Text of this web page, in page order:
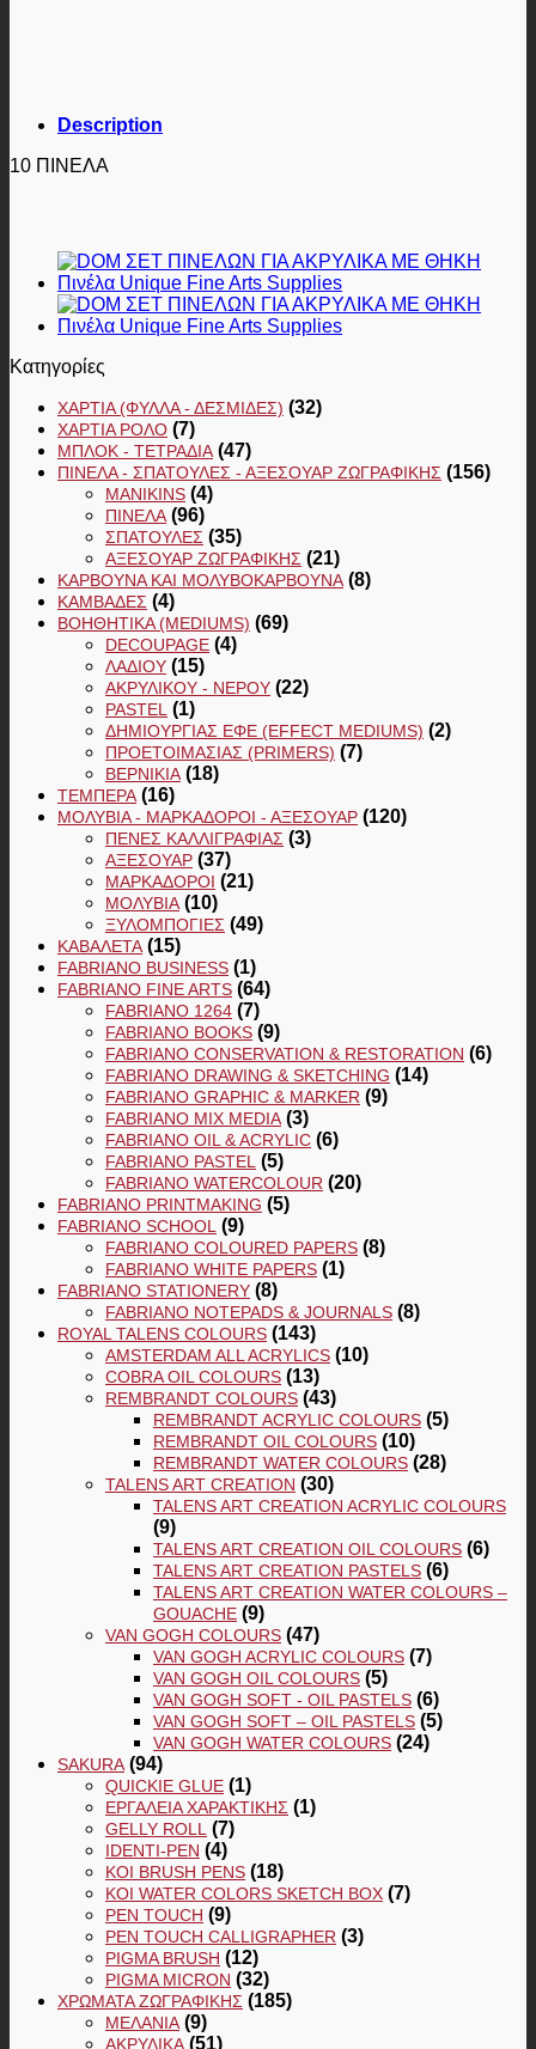
Description
10 ΠΙΝΕΛΑ
Κατηγορίες
ΧΑΡΤΙΆ (ΦΎΛΛΑ - ΔΕΣΜΊΔΕΣ) (32)
ΧΑΡΤΙΆ ΡΟΛΌ (7)
ΜΠΛΟΚ - ΤΕΤΡΆΔΙΑ (47)
ΠΙΝΈΛΑ - ΣΠΆΤΟΥΛΕΣ - ΑΞΕΣΟΥΆΡ ΖΩΓΡΑΦΙΚΉΣ (156)
MANIKINS (4)
ΠΙΝΈΛΑ (96)
ΣΠΆΤΟΥΛΕΣ (35)
ΑΞΕΣΟΥΆΡ ΖΩΓΡΑΦΙΚΉΣ (21)
ΚΆΡΒΟΥΝΑ ΚΑΙ ΜΟΛΥΒΟΚΆΡΒΟΥΝΑ (8)
ΚΑΜΒΆΔΕΣ (4)
ΒΟΗΘΗΤΙΚΆ (MEDIUMS) (69)
DECOUPAGE (4)
ΛΑΔΙΟΎ (15)
ΑΚΡΥΛΙΚΟΎ - ΝΕΡΟΎ (22)
PASTEL (1)
ΔΗΜΙΟΥΡΓΊΑΣ ΕΦΈ (EFFECT MEDIUMS) (2)
ΠΡΟΕΤΟΙΜΑΣΊΑΣ (PRIMERS) (7)
ΒΕΡΝΊΚΙΑ (18)
ΤΈΜΠΕΡΑ (16)
ΜΟΛΎΒΙΑ - ΜΑΡΚΑΔΌΡΟΙ - ΑΞΕΣΟΥΆΡ (120)
ΠΈΝΕΣ ΚΑΛΛΙΓΡΑΦΊΑΣ (3)
ΑΞΕΣΟΥΆΡ (37)
ΜΑΡΚΑΔΌΡΟΙ (21)
ΜΟΛΎΒΙΑ (10)
ΞΥΛΟΜΠΟΓΙΈΣ (49)
ΚΑΒΑΛΈΤΑ (15)
FABRIANO BUSINESS (1)
FABRIANO FINE ARTS (64)
FABRIANO 1264 (7)
FABRIANO BOOKS (9)
FABRIANO CONSERVATION & RESTORATION (6)
FABRIANO DRAWING & SKETCHING (14)
FABRIANO GRAPHIC & MARKER (9)
FABRIANO MIX MEDIA (3)
FABRIANO OIL & ACRYLIC (6)
FABRIANO PASTEL (5)
FABRIANO WATERCOLOUR (20)
FABRIANO PRINTMAKING (5)
FABRIANO SCHOOL (9)
FABRIANO COLOURED PAPERS (8)
FABRIANO WHITE PAPERS (1)
FABRIANO STATIONERY (8)
FABRIANO NOTEPADS & JOURNALS (8)
ROYAL TALENS COLOURS (143)
AMSTERDAM ALL ACRYLICS (10)
COBRA OIL COLOURS (13)
REMBRANDT COLOURS (43)
REMBRANDT ACRYLIC COLOURS (5)
REMBRANDT OIL COLOURS (10)
REMBRANDT WATER COLOURS (28)
TALENS ART CREATION (30)
TALENS ART CREATION ACRYLIC COLOURS
(9)
TALENS ART CREATION OIL COLOURS (6)
TALENS ART CREATION PASTELS (6)
TALENS ART CREATION WATER COLOURS –
GOUACHE (9)
VAN GOGH COLOURS (47)
VAN GOGH ACRYLIC COLOURS (7)
VAN GOGH OIL COLOURS (5)
VAN GOGH SOFT - OIL PASTELS (6)
VAN GOGH SOFT – OIL PASTELS (5)
VAN GOGH WATER COLOURS (24)
SAKURA (94)
QUICKIE GLUE (1)
ΕΡΓΑΛΕΊΑ ΧΑΡΑΚΤΙΚΉΣ (1)
GELLY ROLL (7)
IDENTI-PEN (4)
KOI BRUSH PENS (18)
KOI WATER COLORS SKETCH BOX (7)
PEN TOUCH (9)
PEN TOUCH CALLIGRAPHER (3)
PIGMA BRUSH (12)
PIGMA MICRON (32)
ΧΡΏΜΑΤΑ ΖΩΓΡΑΦΙΚΉΣ (185)
ΜΕΛΆΝΙΑ (9)
ΑΚΡΥΛΙΚΆ (51)